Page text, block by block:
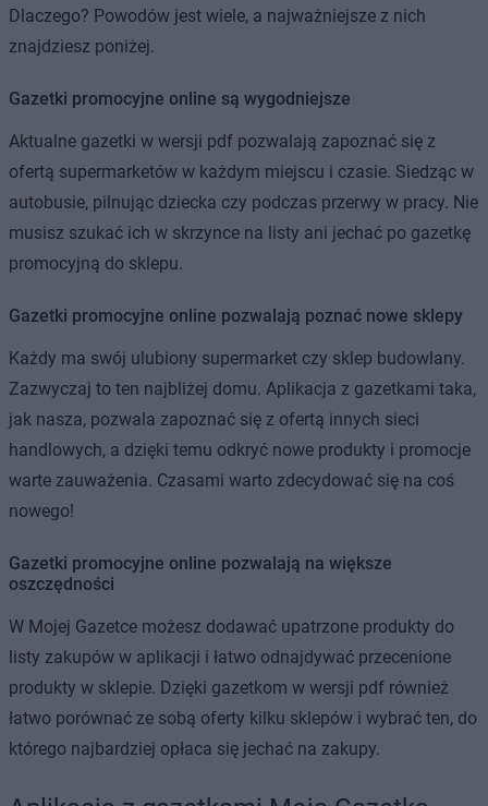
Dlaczego? Powodów jest wiele, a najważniejsze z nich
znajdziesz poniżej.
Gazetki promocyjne online są wygodniejsze
Aktualne gazetki w wersji pdf pozwalają zapoznać się z
ofertą supermarketów w każdym miejscu i czasie. Siedząc w
autobusie, pilnując dziecka czy podczas przerwy w pracy. Nie
musisz szukać ich w skrzynce na listy ani jechać po gazetkę
promocyjną do sklepu.
Gazetki promocyjne online pozwalają poznać nowe sklepy
Każdy ma swój ulubiony supermarket czy sklep budowlany.
Zazwyczaj to ten najbliżej domu. Aplikacja z gazetkami taka,
jak nasza, pozwala zapoznać się z ofertą innych sieci
handlowych, a dzięki temu odkryć nowe produkty i promocje
warte zauważenia. Czasami warto zdecydować się na coś
nowego!
Gazetki promocyjne online pozwalają na większe
oszczędności
W Mojej Gazetce możesz dodawać upatrzone produkty do
listy zakupów w aplikacji i łatwo odnajdywać przecenione
produkty w sklepie. Dzięki gazetkom w wersji pdf również
łatwo porównać ze sobą oferty kilku sklepów i wybrać ten, do
którego najbardziej opłaca się jechać na zakupy.